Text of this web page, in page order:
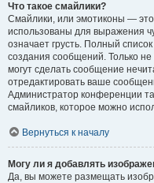
Что такое смайлики?
Смайлики, или эмотиконы — это
использованы для выражения
означает грусть. Полный
создания сообщений. Только не
могут сделать сообщение
отредактировать ваше
Администратор конференции
смайликов, которое можно
Вернуться к началу
Могу ли я добавлять
Да, вы можете размещать